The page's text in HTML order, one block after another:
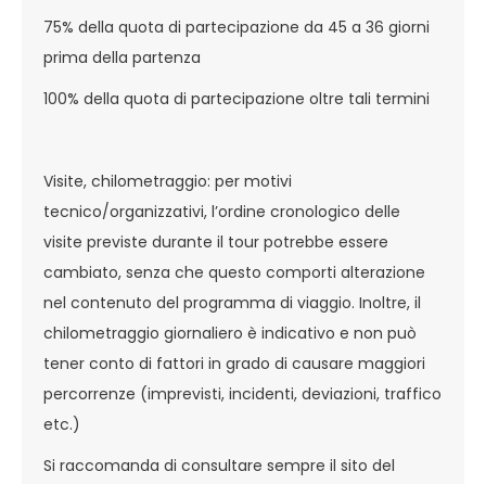
75% della quota di partecipazione da 45 a 36 giorni
prima della partenza
100% della quota di partecipazione oltre tali termini
Visite, chilometraggio: per motivi
tecnico/organizzativi, l’ordine cronologico delle
visite previste durante il tour potrebbe essere
cambiato, senza che questo comporti alterazione
nel contenuto del programma di viaggio. Inoltre, il
chilometraggio giornaliero è indicativo e non può
tener conto di fattori in grado di causare maggiori
percorrenze (imprevisti, incidenti, deviazioni, traffico
etc.)
Si raccomanda di consultare sempre il sito del